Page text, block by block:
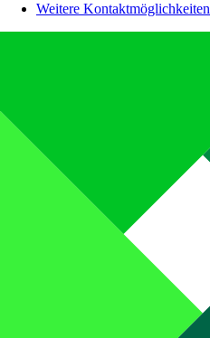
Weitere Kontaktmöglichkeiten